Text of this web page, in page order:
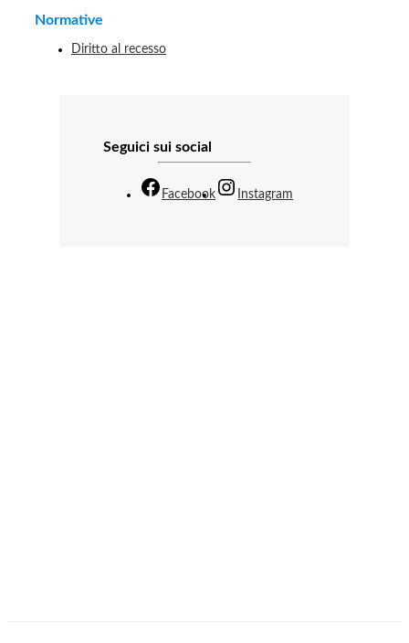
Normative
Diritto al recesso
Seguici sui social
Facebook Instagram